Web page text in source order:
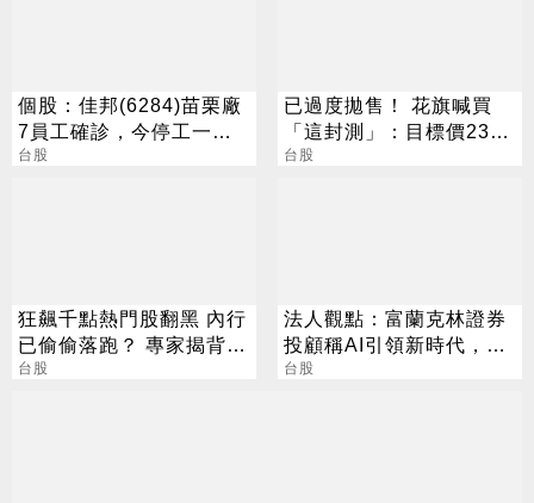
個股：佳邦(6284)苗栗廠
7員工確診，今停工一日
進行清消
台股
已過度拋售！ 花旗喊買
「這封測」：目標價230
元
台股
狂飆千點熱門股翻黑 內行
已偷偷落跑？ 專家揭背後
警訊
台股
法人觀點：富蘭克林證券
投顧稱AI引領新時代，全
球重組進行式，新興股債
台股